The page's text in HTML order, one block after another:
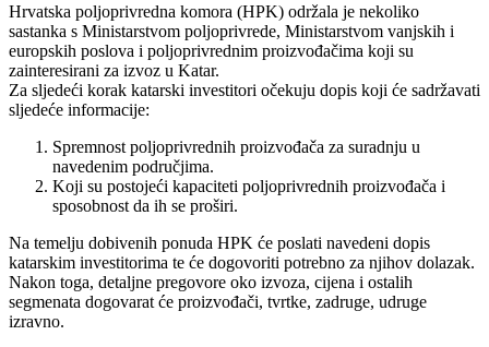
Hrvatska poljoprivredna komora (HPK) održala je nekoliko
sastanka s Ministarstvom poljoprivrede, Ministarstvom vanjskih i
europskih poslova i poljoprivrednim proizvođačima koji su
zainteresirani za izvoz u Katar.
Za sljedeći korak katarski investitori očekuju dopis koji će sadržavati
sljedeće informacije:
Spremnost poljoprivrednih proizvođača za suradnju u
navedenim područjima.
Koji su postojeći kapaciteti poljoprivrednih proizvođača i
sposobnost da ih se proširi.
Na temelju dobivenih ponuda HPK će poslati navedeni dopis
katarskim investitorima te će dogovoriti potrebno za njihov dolazak.
Nakon toga, detaljne pregovore oko izvoza, cijena i ostalih
segmenata dogovarat će proizvođači, tvrtke, zadruge, udruge
izravno.